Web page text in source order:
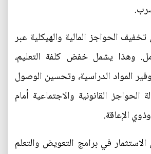
تخفيف الحواجز المالية والهيكلية عبر
وهذا يشمل خفض كلفة التعليم،
المواد الدراسية، وتحسين الوصول
الحواجز القانونية والاجتماعية أمام
الإعاقة.
الاستثمار في برامج التعويض والتعلم